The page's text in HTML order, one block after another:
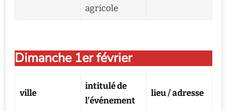
agricole
Dimanche 1er février
ville
intitulé de
l’événement
lieu / adresse